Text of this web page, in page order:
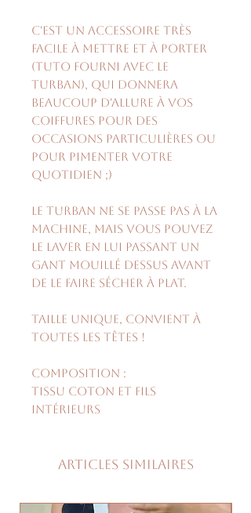
C'est un accessoire très
facile à mettre et à porter
(tuto fourni avec le
turban), qui donnera
beaucoup d'allure à vos
coiffures pour des
occasions particulières ou
pour pimenter votre
quotidien ;)
Le turban ne se passe pas à la
machine, mais vous pouvez
le laver en lui passant un
gant mouillé dessus avant
de le faire sécher à plat.
Taille unique, convient à
toutes les têtes !
Composition :
Tissu coton et fils
intérieurs
Articles similaires